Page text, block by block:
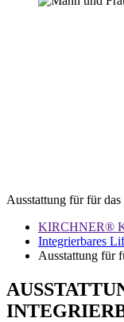
Ausstattung für für
KIRCHNER®
Integrierbares
Ausstattung für